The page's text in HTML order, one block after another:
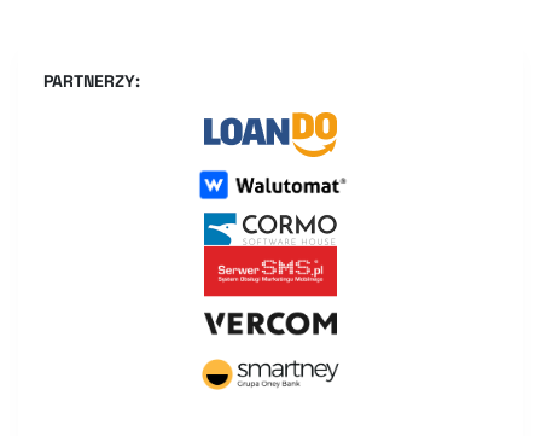
PARTNERZY: